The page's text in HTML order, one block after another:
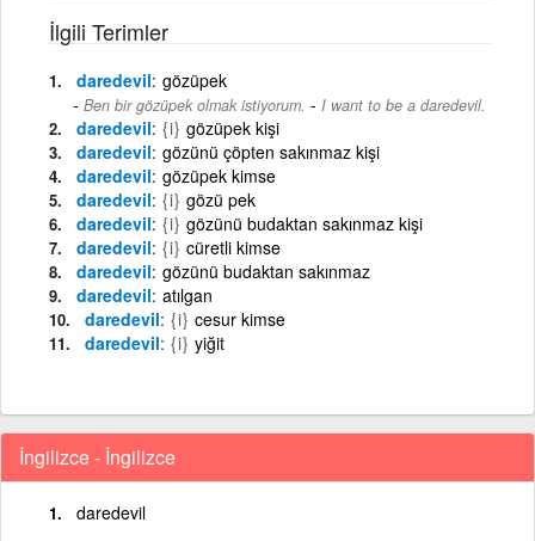
İlgili Terimler
daredevil gözüpek
Ben bir gözüpek olmak istiyorum. - I want to be a daredevil.
daredevil {i} gözüpek kişi
daredevil gözünü çöpten sakınmaz kişi
daredevil gözüpek kimse
daredevil {i} gözü pek
daredevil {i} gözünü budaktan sakınmaz kişi
daredevil {i} cüretli kimse
daredevil gözünü budaktan sakınmaz
daredevil atılgan
daredevil {i} cesur kimse
daredevil {i} yiğit
İngilizce - İngilizce
daredevil